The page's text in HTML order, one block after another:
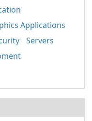
Applications
Servers